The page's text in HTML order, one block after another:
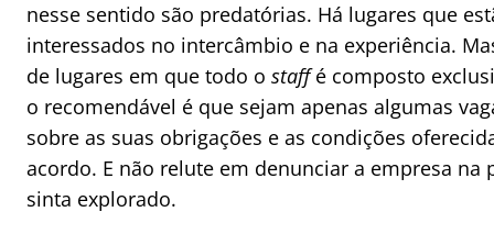
nesse sentido são predatórias. Há lugares que
interessados no intercâmbio e na experiência.
de lugares em que todo o staffé composto
o recomendável é que sejam apenas algumas
sobre as suas obrigações e as condições
acordo. E não relute em denunciar a empresa na
sinta explorado.